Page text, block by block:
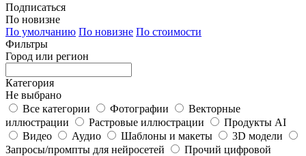
Подписаться
По новизне
По умолчанию По новизне По стоимости
Фильтры
Город или регион
Категория
Не выбрано
Все категории
Фотографии
Векторные
иллюстрации
Растровые иллюстрации
Продукты AI
Видео
Аудио Шаблоны и макеты
3D модели
Запросы/промпты для нейросетей
Прочий цифровой